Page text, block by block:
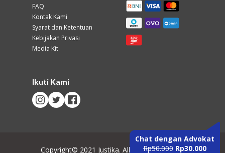
Chat dengan Advokat
Rp50.000 Rp30.000
FAQ
Kontak Kami
Syarat dan Ketentuan
Kebijakan Privasi
Media Kit
Ikuti Kami
Copyright© 2021 Justika. All Rights Reserved